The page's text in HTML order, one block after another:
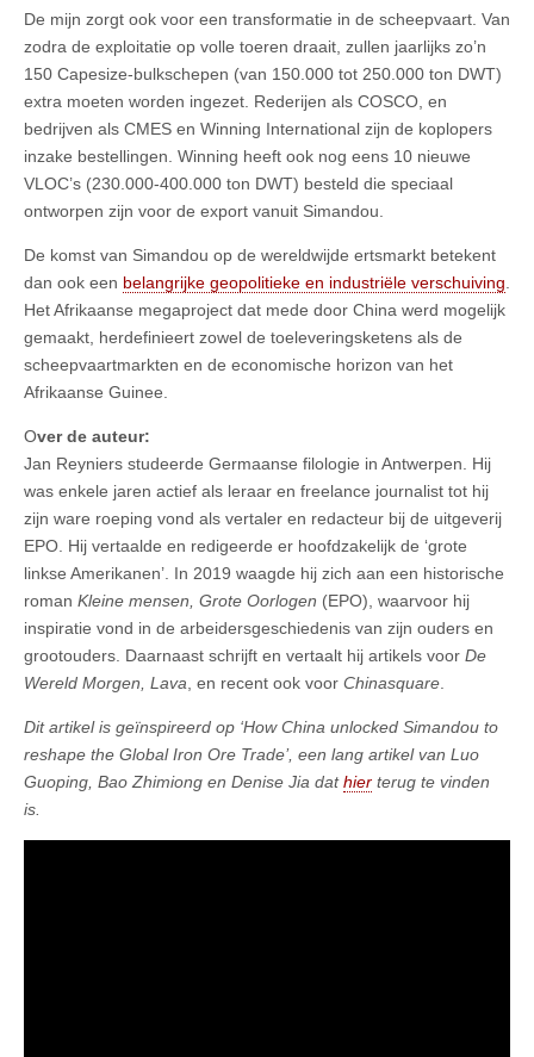
De mijn zorgt ook voor een transformatie in de scheepvaart. Van
zodra de exploitatie op volle toeren draait, zullen jaarlijks zo’n
150 Capesize-bulkschepen (van 150.000 tot 250.000 ton DWT)
extra moeten worden ingezet. Rederijen als COSCO, en
bedrijven als CMES en Winning International zijn de koplopers
inzake bestellingen. Winning heeft ook nog eens 10 nieuwe
VLOC’s (230.000-400.000 ton DWT) besteld die speciaal
ontworpen zijn voor de export vanuit Simandou.
De komst van Simandou op de wereldwijde ertsmarkt betekent
dan ook een belangrijke geopolitieke en industriële verschuiving
Het Afrikaanse megaproject dat mede door China werd mogelijk
gemaakt, herdefinieert zowel de toeleveringsketens als de
scheepvaartmarkten en de economische horizon van het
Afrikaanse Guinee.
Over de auteur:
Jan Reyniers studeerde Germaanse filologie in Antwerpen. Hij
was enkele jaren actief als leraar en freelance journalist tot hij
zijn ware roeping vond als vertaler en redacteur bij de uitgeverij
EPO. Hij vertaalde en redigeerde er hoofdzakelijk de ‘grote
linkse Amerikanen’. In 2019 waagde hij zich aan een historische
roman Kleine mensen, Grote Oorlogen (EPO), waarvoor hij
inspiratie vond in de arbeidersgeschiedenis van zijn ouders en
grootouders. Daarnaast schrijft en vertaalt hij artikels voor De
Wereld Morgen, Lava , en recent ook voor Chinasquare
Dit artikel is geïnspireerd op ‘How China unlocked Simandou to
reshape the Global Iron Ore Trade’, een lang artikel van Luo
Guoping, Bao Zhimiong en Denise Jia dathier terug te vinden
is.